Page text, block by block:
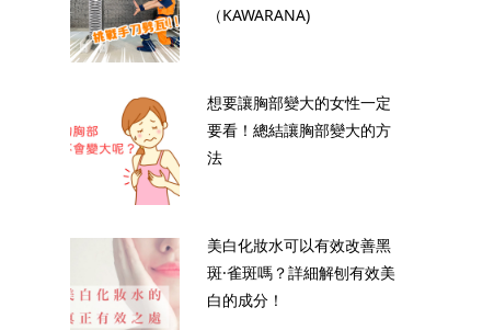
（KAWARANA)
想要讓胸部變大的女性一定
要看！總結讓胸部變大的方
法
美白化妝水可以有效改善黑
斑·雀斑嗎？詳細解刨有效美
白的成分！